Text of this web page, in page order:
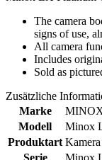
The camera
signs of use,
All camera
Includes
Sold as
Zusätzliche
Marke
Modell
Minox
Produktart Kamera
Serie
Minox